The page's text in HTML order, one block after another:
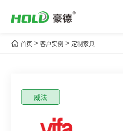
首页 >客户实例 > 定制家具
威法